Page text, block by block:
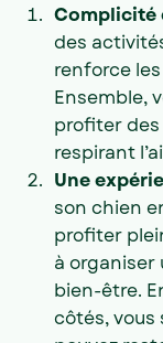
Complicité
des
renforce
Ensemble,
profiter des
respirant
Une
son chien
profiter
à organiser
bien-être.
côtés, vous